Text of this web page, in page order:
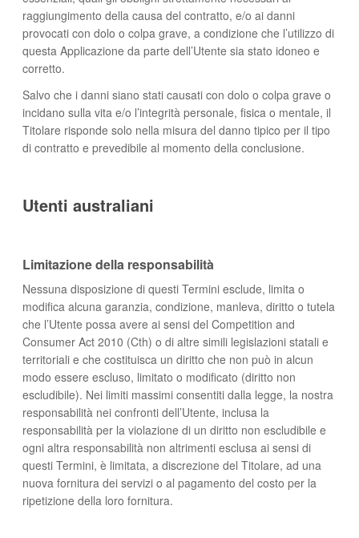
raggiungimento della causa del contratto, e/o ai danni
provocati con dolo o colpa grave, a condizione che l’utilizzo di
questa Applicazione da parte dell’Utente sia stato idoneo e
corretto.
Salvo che i danni siano stati causati con dolo o colpa grave o
incidano sulla vita e/o l’integrità personale, fisica o mentale, il
Titolare risponde solo nella misura del danno tipico per il tipo
di contratto e prevedibile al momento della conclusione.
Utenti australiani
Limitazione della responsabilità
Nessuna disposizione di questi Termini esclude, limita o
modifica alcuna garanzia, condizione, manleva, diritto o tutela
che l’Utente possa avere ai sensi del Competition and
Consumer Act 2010 (Cth) o di altre simili legislazioni statali e
territoriali e che costituisca un diritto che non può in alcun
modo essere escluso, limitato o modificato (diritto non
escludibile). Nei limiti massimi consentiti dalla legge, la nostra
responsabilità nei confronti dell’Utente, inclusa la
responsabilità per la violazione di un diritto non escludibile e
ogni altra responsabilità non altrimenti esclusa ai sensi di
questi Termini, è limitata, a discrezione del Titolare, ad una
nuova fornitura dei servizi o al pagamento del costo per la
ripetizione della loro fornitura.